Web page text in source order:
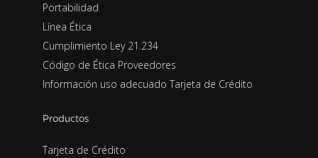
Portabilidad
Línea Ética
Cumplimiento Ley 21.234
Código de Ética Proveedores
Información uso adecuado Tarjeta de Crédito
Productos
Tarjeta de Crédito